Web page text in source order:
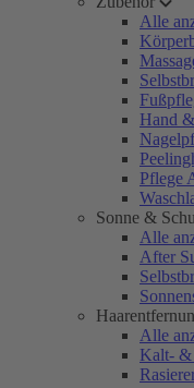
Alle
Hand
Pflege
Sonne &
Alle
After
Alle
Kalt- &